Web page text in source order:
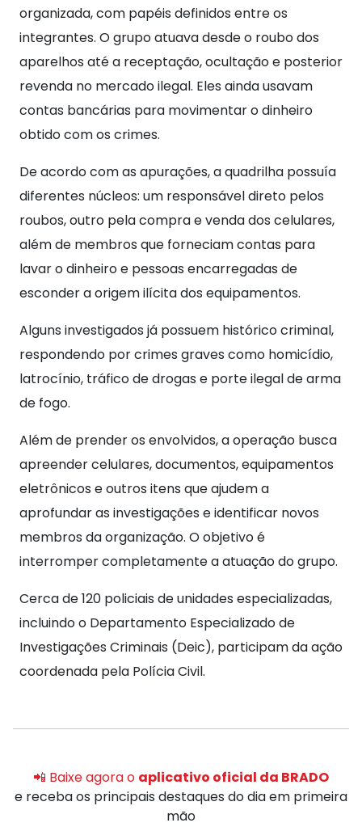
organizada, com papéis definidos entre os
integrantes. O grupo atuava desde o roubo dos
aparelhos até a receptação, ocultação e posterior
revenda no mercado ilegal. Eles ainda usavam
contas bancárias para movimentar o dinheiro
obtido com os crimes.
De acordo com as apurações, a quadrilha possuía
diferentes núcleos: um responsável direto pelos
roubos, outro pela compra e venda dos celulares,
além de membros que forneciam contas para
lavar o dinheiro e pessoas encarregadas de
esconder a origem ilícita dos equipamentos.
Alguns investigados já possuem histórico criminal,
respondendo por crimes graves como homicídio,
latrocínio, tráfico de drogas e porte ilegal de arma
de fogo.
Além de prender os envolvidos, a operação busca
apreender celulares, documentos, equipamentos
eletrônicos e outros itens que ajudem a
aprofundar as investigações e identificar novos
membros da organização. O objetivo é
interromper completamente a atuação do grupo.
Cerca de 120 policiais de unidades especializadas,
incluindo o Departamento Especializado de
Investigações Criminais (Deic), participam da ação
coordenada pela Polícia Civil.
📲 Baixe agora o aplicativo oficial da BRADO
e receba os principais destaques do dia em primeira
mão